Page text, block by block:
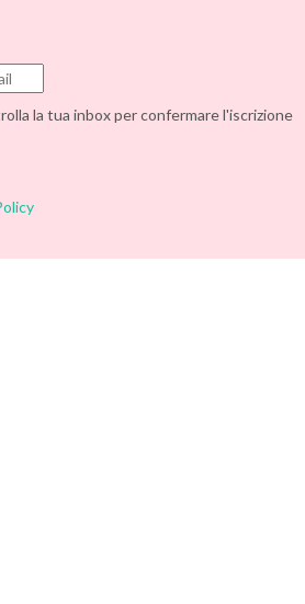
la tua inbox per confermare l'iscrizione